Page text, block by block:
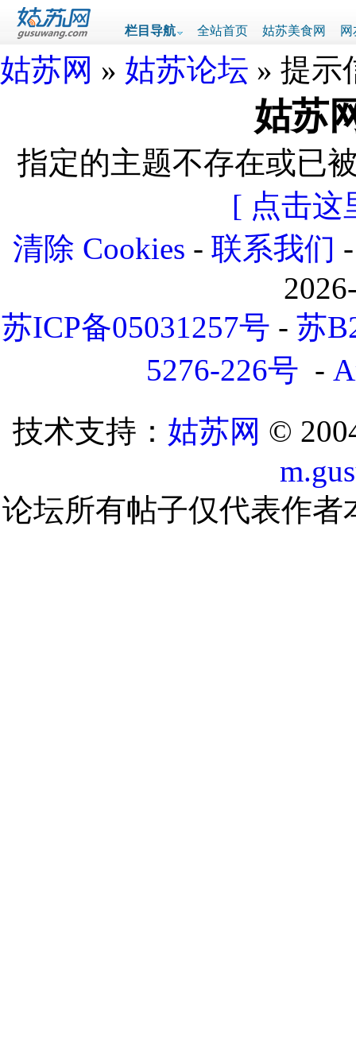
栏目导航 全站首页 姑苏美食网
姑苏网 » 姑苏论坛 » 提示
姑苏
指定的主题不存在或已
[ 点击这
清除 Cookies - 联系我们
苏ICP备05031257号 - 苏
5276-226号 -
技术支持： 姑苏网 ©
论坛所有帖子仅代表作